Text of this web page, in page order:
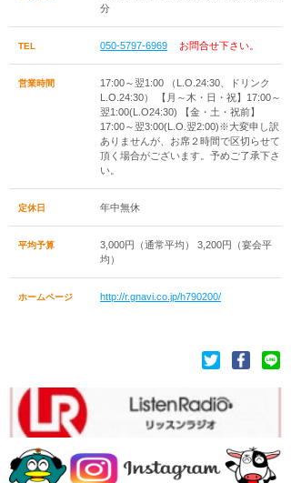
分
TEL 050-5797-6969 お問合せ下さい。
営業時間
17:00～翌1:00 （L.O.24:30、ドリンク
L.O.24:30） 【月～木・日・祝】17:00～
翌1:00(L.O24:30) 【金・土・祝前】
17:00～翌3:00(L.O.翌2:00)※大変申し訳
ありませんが、お席２時間で区切らせて
頂く場合がございます。予めご了承下さ
い。
定休日 年中無休
平均予算
3,000円（通常平均） 3,200円（宴会平
均）
ホームページ http://r.gnavi.co.jp/h790200/